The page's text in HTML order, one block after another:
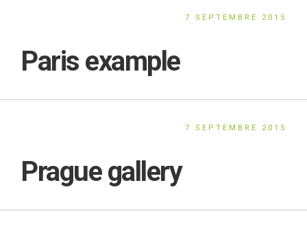
7 SEPTEMBRE 2015
Paris example
7 SEPTEMBRE 2015
Prague gallery